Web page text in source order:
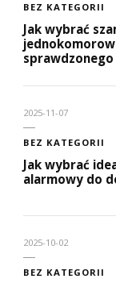
BEZ KATEGORII
Jak wybrać
2025-11-07
BEZ KATEGORII
Jak wybrać
alarmowy do
2025-10-02
BEZ KATEGORII